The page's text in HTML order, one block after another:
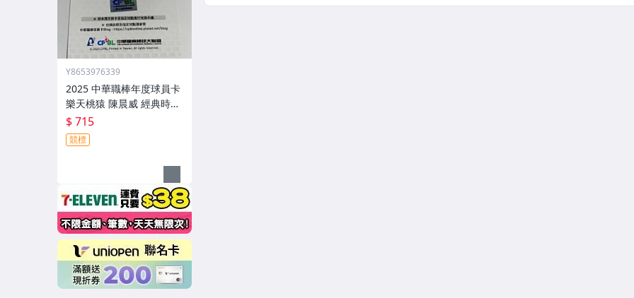
Y8653976339
2025 中華職棒年度球員卡
樂天桃猿 陳晨威 經典時刻
隊史紀錄里程碑限量35張
金屬教堂彩繪風交換簽名
卡
$ 715
競標